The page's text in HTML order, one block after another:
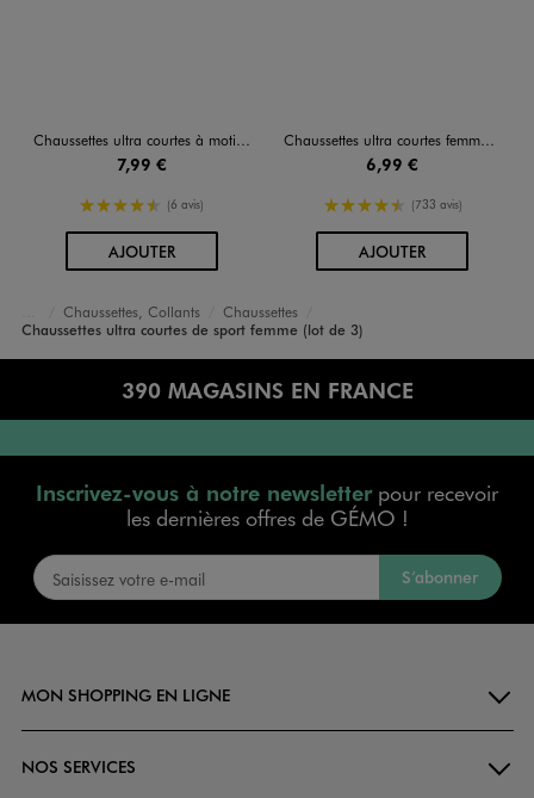
Chaussettes ultra courtes à motif léopard femme (lot de 5)
7,99 €
4.5/5 de moyenne
(6 avis)
AJOUTERAU PANIER
Chaussettes ultra courtes femme (lot de 5 paires)
6,99 €
4.5/5 de moyenne
(733 avis)
AJOUTERAU PANIER
Accueil
Femme
Lingerie
Chaussettes, Collants
Chaussettes
Chaussettes ultra courtes de sport femme (lot de 3)
390 MAGASINS EN FRANCE
Inscrivez-vous à notre newsletterpour recevoir
les dernières offres de GÉMO !
S’abonner
MON SHOPPING EN LIGNE
NOS SERVICES